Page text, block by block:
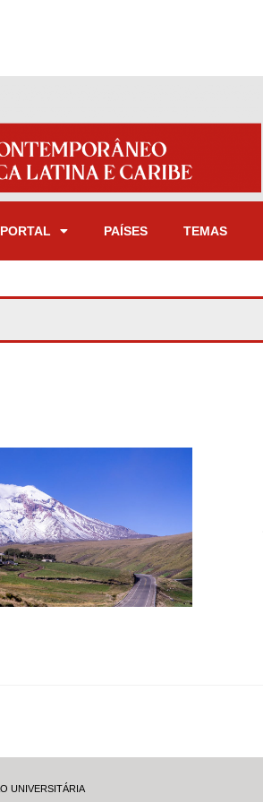
PAÍSES TEMAS
UNIVERSITÁRIA